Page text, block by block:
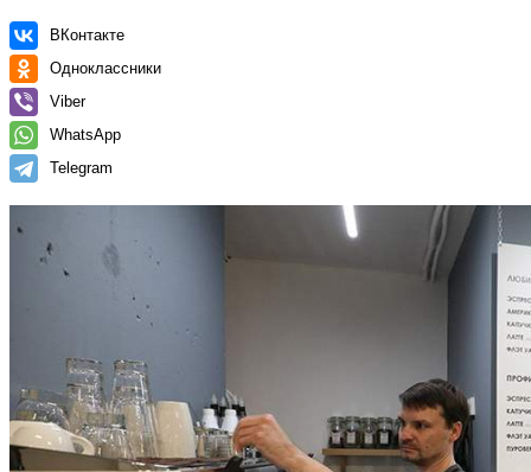
ВКонтакте
Одноклассники
Viber
WhatsApp
Telegram